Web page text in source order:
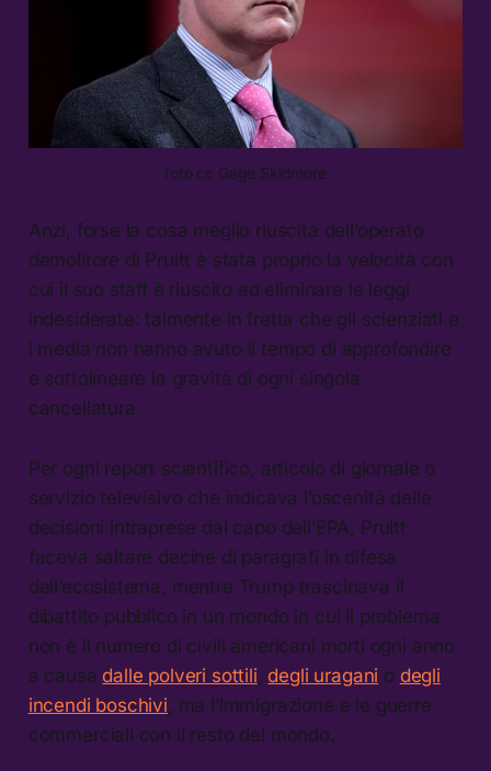
foto cc Gage Skidmore
Anzi, forse la cosa meglio riuscita dell’operato
demolitore di Pruitt è stata proprio la velocità con
cui il suo staff è riuscito ad eliminare le leggi
indesiderate: talmente in fretta che gli scienziati e
i media non hanno avuto il tempo di approfondire
e sottolineare la gravità di ogni singola
cancellatura.
Per ogni report scientifico, articolo di giornale o
servizio televisivo che indicava l’oscenità delle
decisioni intraprese dal capo dell’EPA, Pruitt
faceva saltare decine di paragrafi in difesa
dell’ecosistema, mentre Trump trascinava il
dibattito pubblico in un mondo in cui il problema
non è il numero di civili americani morti ogni anno
a causa dalle polveri sottili degli uragani o degli
incendi boschivi , ma l’immigrazione e le guerre
commerciali con il resto del mondo.